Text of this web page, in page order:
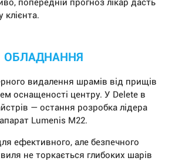
попередній прогноз лікар дасть
клієнта.
ОБЛАДНАННЯ
видалення шрамів від прищів
оснащеності центру. У Delete в
— остання розробка лідера
Lumenis M22.
ефективного, але безпечного
не торкається глибоких шарів